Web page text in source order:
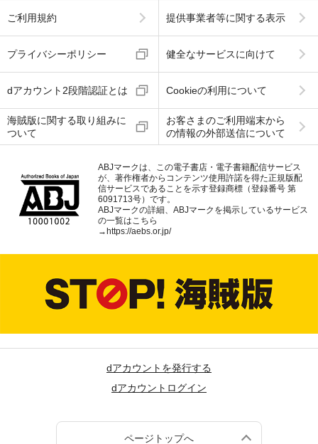
ご利用規約 提供事業者等に関する表示
プライバシーポリシー 健全なサービスに向けて
dアカウント2段階認証とは Cookieの利用について
海賊版に関する取り組みに
ついて
お客さまのご利用端末から
の情報の外部送信について
ABJマークは、この電子書店・電子書籍配信サービス
が、著作権者からコンテンツ使用許諾を得た正規版配
信サービスであることを示す登録商標（登録番号 第
6091713号）です。
ABJマークの詳細、ABJマークを掲示しているサービス
の一覧はこちら
→ https://aebs.or.jp/
dアカウントを発行する
dアカウントログイン
ページトップへ